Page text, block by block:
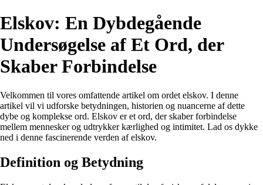
Elskov: En Dybdegående
Undersøgelse af Et Ord, der
Skaber Forbindelse
Velkommen til vores omfattende artikel om ordet elskov. I denne
artikel vil vi udforske betydningen, historien og nuancerne af dette
dybe og komplekse ord. Elskov er et ord, der skaber forbindelse
mellem mennesker og udtrykker kærlighed og intimitet. Lad os dykke
ned i denne fascinerende verden af elskov.
Definition og Betydning